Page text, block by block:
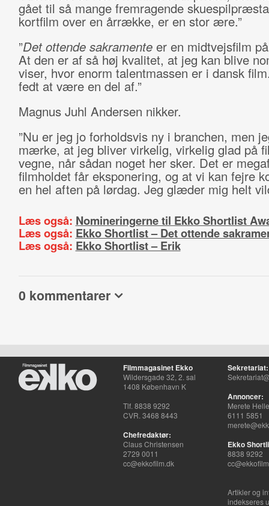
gået til så mange fremragende
kortfilm over en årrække, er en stor ære.”
”Det ottende sakramenteer en midtvejsfilm
At den er af så høj kvalitet, at jeg kan blive
viser, hvor enorm talentmassen er i dansk
fedt at være en del af.”
Magnus Juhl Andersen nikker.
”Nu er jeg jo forholdsvis ny i branchen, men
mærke, at jeg bliver virkelig, virkelig glad på
vegne, når sådan noget her sker. Det er
filmholdet får eksponering, og at vi kan fejre
en hel aften på lørdag. Jeg glæder mig helt
Læs også: Nomineringerne til Ekko Shortlist
Læs også: Ekko Shortlist – Det ottende
Læs også: Ekko Shortlist – Erik
0 kommentarer
Filmmagasinet Ekko
Wildersgade 32, 2. sal
1408 København K
Tlf. 8838 9292
CVR. 3468 8443
Chefredaktør:
Claus Christensen
2729 0011
cc@ekkofilm.dk
Sekretariat:
Annoncer:
Merete
6111 5851
Ekko
8838 9292
Artikler og
indekseres